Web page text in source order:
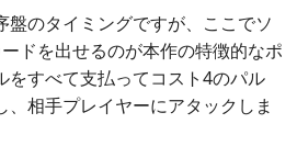
盤のタイミングですが、ここでソ
ドを出せるのが本作の特徴的なポ
をすべて支払ってコスト4のパル
、相手プレイヤーにアタックしま